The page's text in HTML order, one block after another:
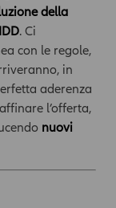
pubblicate
dati, opinioni o
particolare
riferito alla
dovrà, pertanto,
presenti
disegni e
in materia
alcuna
della
. Ci
con le regole,
in
aderenza
l’offerta,
nuovi